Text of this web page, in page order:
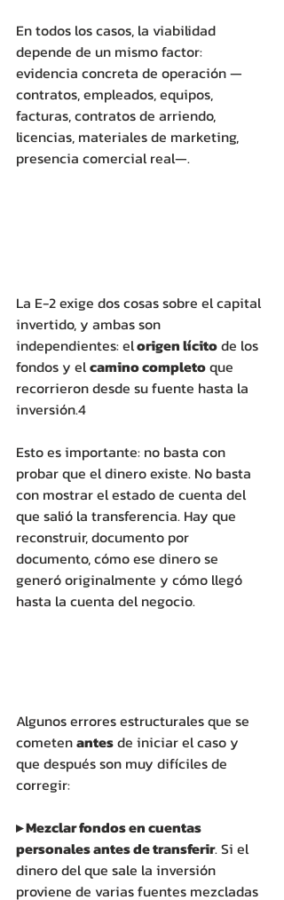
En todos los casos, la viabilidad
depende de un mismo factor:
evidencia concreta de operación —
contratos, empleados, equipos,
facturas, contratos de arriendo,
licencias, materiales de marketing,
presencia comercial real—.
La E-2 exige dos cosas sobre el capital
invertido, y ambas son
independientes: el origen lícito de los
fondos y el camino completo que
recorrieron desde su fuente hasta la
inversión.4
Esto es importante: no basta con
probar que el dinero existe. No basta
con mostrar el estado de cuenta del
que salió la transferencia. Hay que
reconstruir, documento por
documento, cómo ese dinero se
generó originalmente y cómo llegó
hasta la cuenta del negocio.
Algunos errores estructurales que se
cometen antes de iniciar el caso y
que después son muy difíciles de
corregir:
▸ Mezclar fondos en cuentas
personales antes de transferir. Si el
dinero del que sale la inversión
proviene de varias fuentes mezcladas